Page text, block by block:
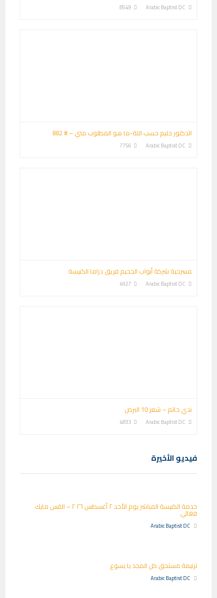
Arabic Baptist DC
8549
الدكتور حليم حسب اللة-ما هو المطلوب مني – # 882
Arabic Baptist DC
7756
مسرحية شركة أبواب الجحيم فريق دراما الكنيسة
Arabic Baptist DC
4927
ندي حاتم – شعر 10 البرص
Arabic Baptist DC
4833
فيديو الأخيرة
خدمة الكنيسة المباشر يوم الأحد ٢ أغسطس ٢٠٢٦ – القس مايك
فغالي
Arabic Baptist DC
ترنيمة مستحق كل المجد يا يسوع
Arabic Baptist DC